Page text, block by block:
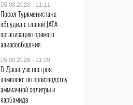
05.08.2026 - 11:11
Посол Туркменистана
обсудил с главой JATA
организацию прямого
авиасообщения
05.08.2026 - 11:09
В Дашогузе построят
комплекс по производству
аммиачной селитры и
карбамида